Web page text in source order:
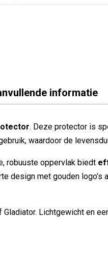
informatie
. Deze protector is
waardoor de
robuuste oppervlak biedt
design met gouden logo’s
Lichtgewicht en